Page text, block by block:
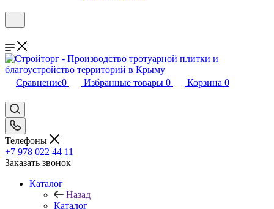
Сравнение0 Избранные товары 0 Корзина 0
Телефоны
+7 978 022 44 11
Заказать звонок
Каталог
Назад
Каталог